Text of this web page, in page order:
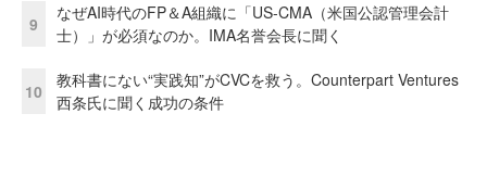
9
なぜAI時代のFP＆A組織に「US-CMA（米国公認管理会計
士）」が必須なのか。IMA名誉会長に聞く
10
教科書にない“実践知”がCVCを救う。Counterpart Ventures
西条氏に聞く成功の条件